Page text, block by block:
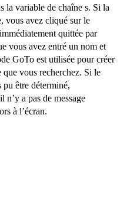
la variable de chaîne s. Si la
vous avez cliqué sur le
quittée par
vous avez entré un nom et
GoTo est utilisée pour créer
que vous recherchez. Si le
pu être déterminé,
a pas de message
à l’écran.